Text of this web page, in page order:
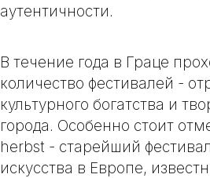
аутентичности.
В течение года в Граце
количество фестивалей -
культурного богатства и
города. Особенно стоит
herbst - старейший
искусства в Европе,